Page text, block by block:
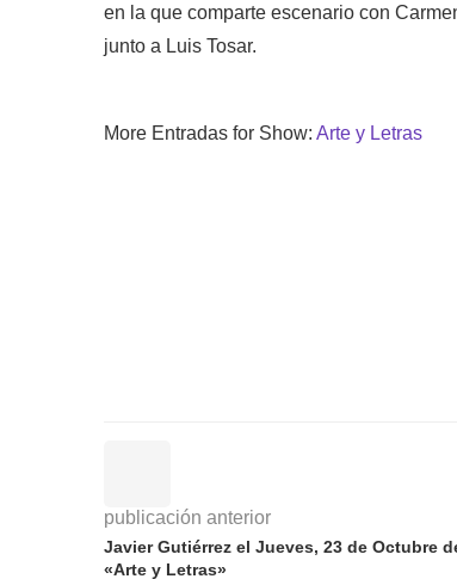
en la que comparte escenario con
junto a Luis Tosar.
More Entradas for Show: Arte y Letras
publicación anterior
Javier Gutiérrez el Jueves, 23 de Octubre
«Arte y Letras»